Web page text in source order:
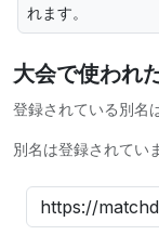
れます。
大会で使われ
登録されている別名
別名は登録されてい